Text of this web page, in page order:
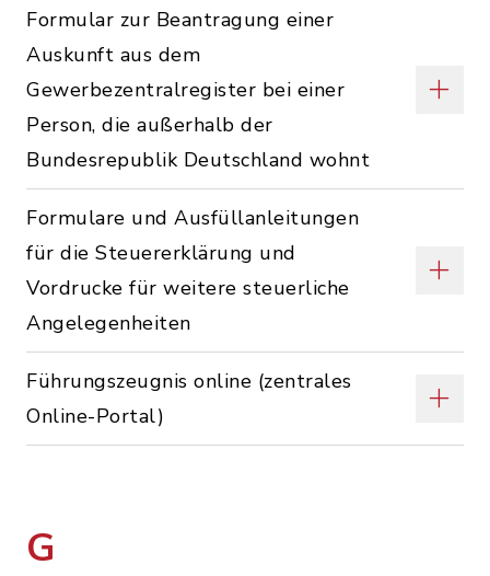
Formular zur Beantragung einer
Auskunft aus dem
Gewerbezentralregister bei einer
Person, die außerhalb der
Bundesrepublik Deutschland wohnt
Formulare und Ausfüllanleitungen
für die Steuererklärung und
Vordrucke für weitere steuerliche
Angelegenheiten
Führungszeugnis online (zentrales
Online-Portal)
G